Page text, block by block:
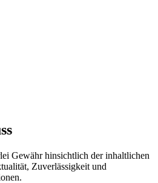
Gewähr hinsichtlich der inhaltlichen
Zuverlässigkeit und